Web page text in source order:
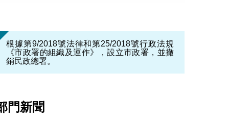
根據第9/2018號法律和第25/2018號行政法規
《市政署的組織及運作》，設立市政署，並撤
銷民政總署。
門新聞